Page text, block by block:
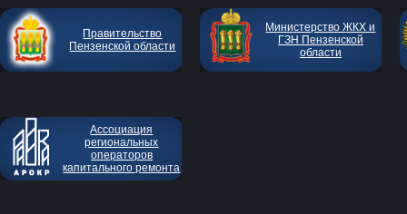
Правительство
Пензенской области
Министерство ЖКХ и
ГЗН Пензенской
области
Ассоциация
региональных
операторов
капитального ремонта